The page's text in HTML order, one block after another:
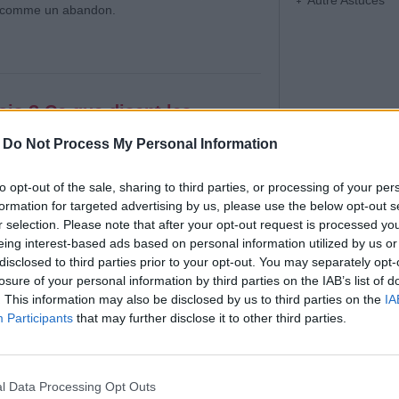
Do Not Process My Personal Information
opt-out of the sale, sharing to third parties, or processing of your
for targeted advertising by us, please use the below opt-out
selection. Please note that after your opt-out request is processed
interest-based ads based on personal information utilized by us
to third parties prior to your opt-out. You may separately
of your personal information by third parties on the IAB’s list of
This information may also be disclosed by us to third parties on the
Participants that may further disclose it to other third parties.
Data Processing Opt Outs
un abandon.
? Ce que disent les
en même temps peut sembler
culpabilisant. Pourtant, cette situation est plus
l’imagine. Contrairement aux idées reçues,
ne fonctionnent pas de manière aussi
aimer ?
& Amour | Affichages : 413